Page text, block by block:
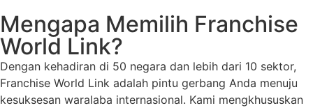
Mengapa Memilih Franchise
World Link?
Dengan kehadiran di 50 negara dan lebih dari 10 sektor,
Franchise World Link adalah pintu gerbang Anda menuju
kesuksesan waralaba internasional. Kami mengkhususkan